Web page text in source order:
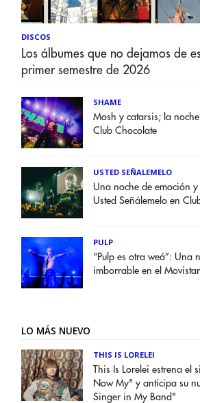
DISCOS
Los álbumes que no dejamos de
primer semestre de 2026
SHAME
Mosh y catarsis; la
Club Chocolate
USTED SEÑALEMELO
Una noche de emoción y
Usted Señálemelo en
PULP
“Pulp es otra weá”: Una
imborrable en el
LO MÁS NUEVO
THIS IS LORELEI
This Is Lorelei estrena el
Now My" y anticipa su
Singer in My Band"